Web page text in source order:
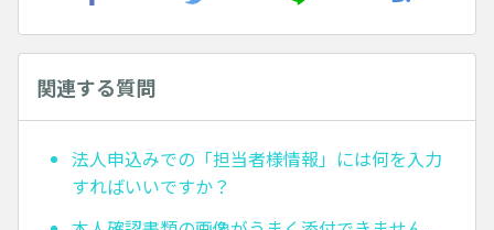
関連する質問
法人申込みでの「担当者様情報」には何を入力
すればいいですか？